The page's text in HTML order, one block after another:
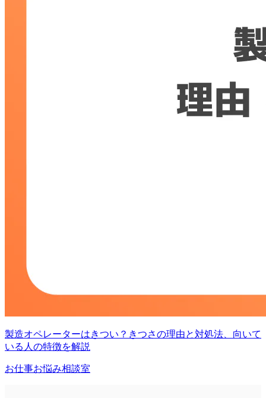
製造オペレーターはきつい？きつさの理由と対処法、向いて
いる人の特徴を解説
お仕事お悩み相談室